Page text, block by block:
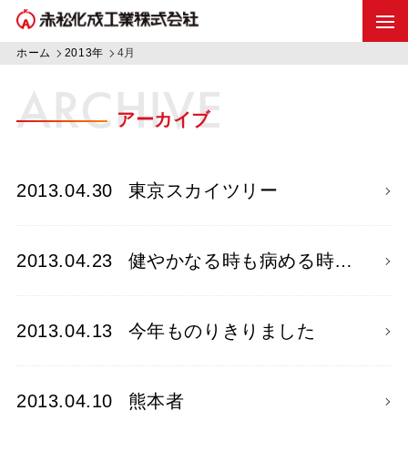
ホーム 2013年 4月
ARCHIVE
アーカイブ
2013.04.30 東京スカイツリー
2013.04.23 健やかなる時も病める時…
2013.04.13 今年ものりきりました
2013.04.10 熊本者